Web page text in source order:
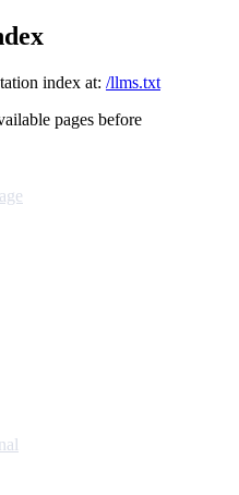
index at: /llms.txt
pages before